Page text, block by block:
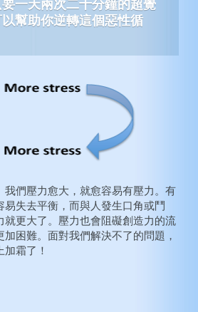
一天兩次二十分鐘的超覺
幫助你逆轉這個惡性循
我們壓力愈大，就愈容易有壓力。有
易失去平衡，而與人發生口角或鬥
就更大了。壓力也會阻礙創造力的流
困難。面對我們解決不了的問題，
霜了！